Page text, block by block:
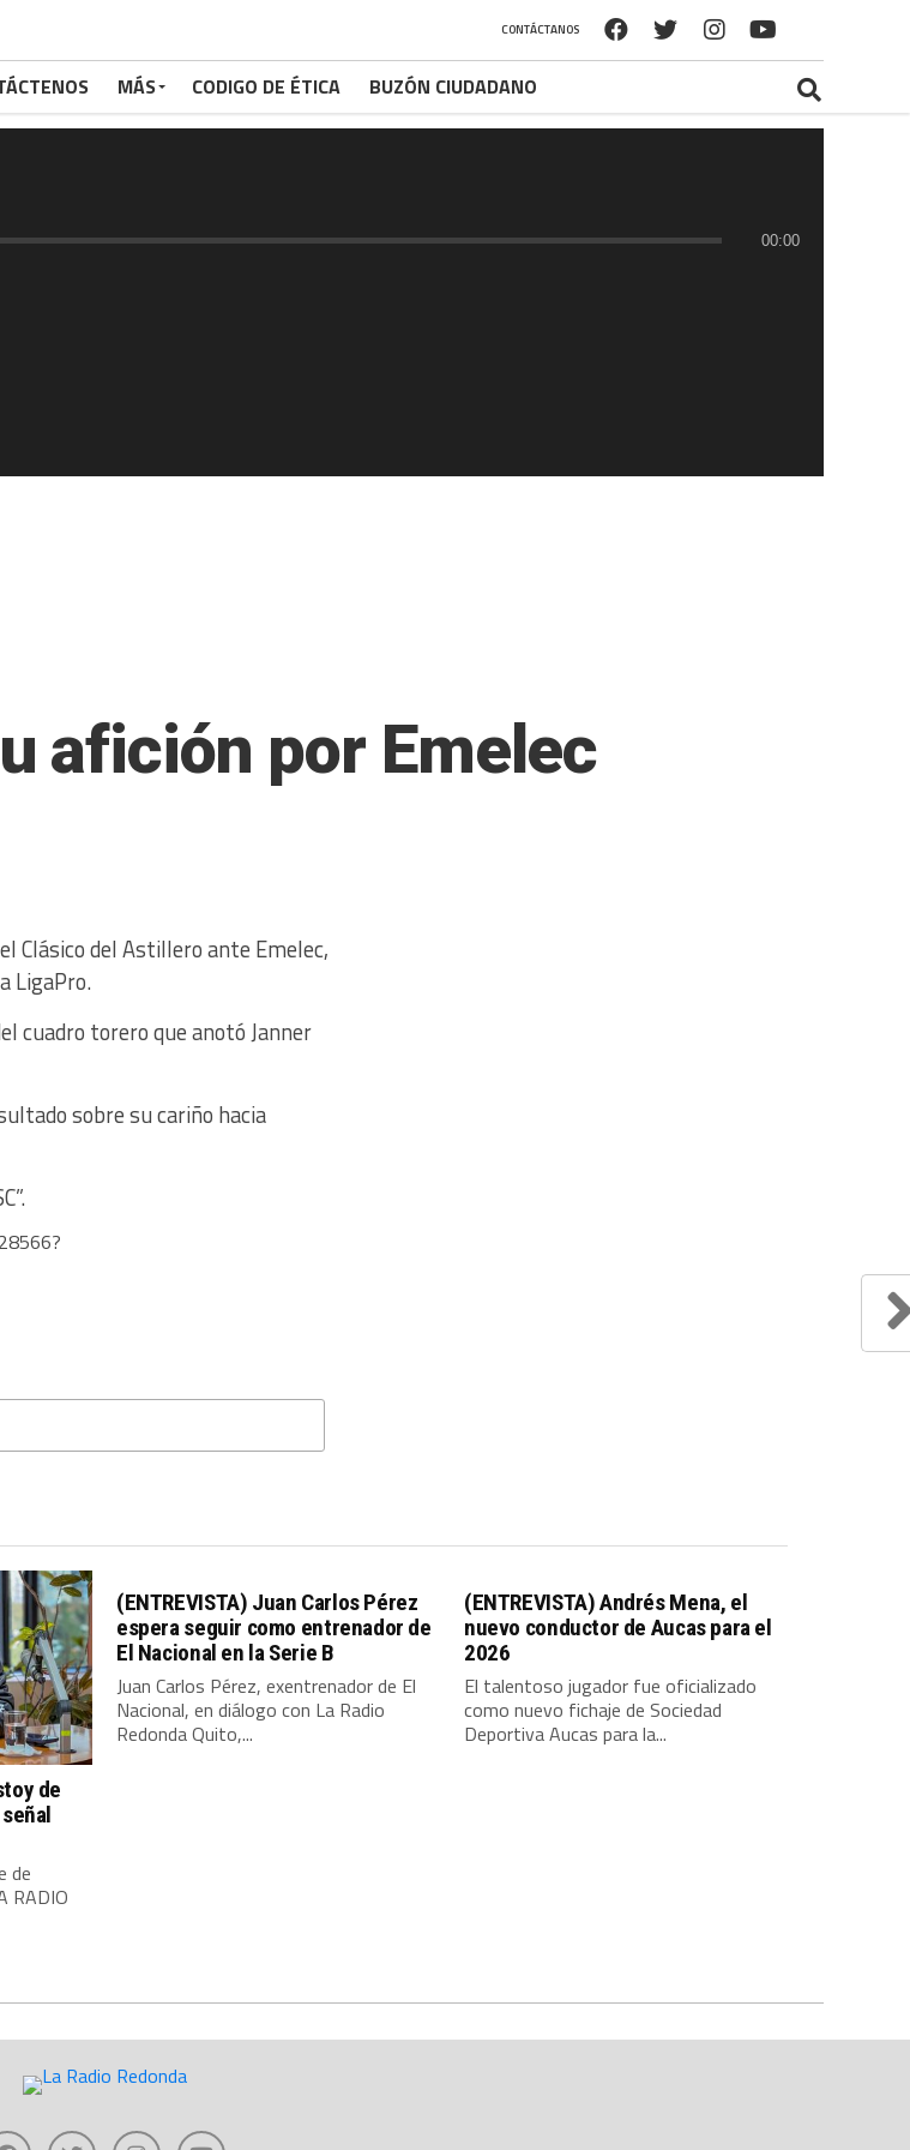
00:00
CONTÁCTANOS
MÁS CODIGO DE ÉTICA BUZÓN CIUDADANO
afición por Emelec
Clásico del Astillero ante Emelec,
LigaPro.
cuadro torero que anotó Janner
sobre su cariño hacia
de
de
RADIO
(ENTREVISTA) Juan Carlos Pérez
espera seguir como entrenador de
El Nacional en la Serie B
Juan Carlos Pérez, exentrenador de El
Nacional, en diálogo con La Radio
Redonda Quito,...
(ENTREVISTA) Andrés Mena, el
nuevo conductor de Aucas para el
2026
El talentoso jugador fue oficializado
como nuevo fichaje de Sociedad
Deportiva Aucas para la...